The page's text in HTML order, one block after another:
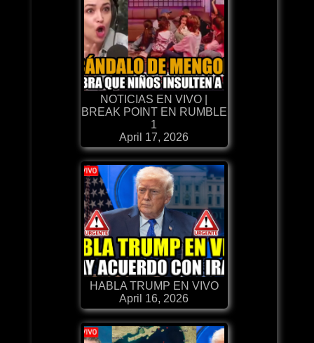
NOTICIAS EN VIVO |
BREAK POINT EN RUMBLE
1
April 17, 2026
HABLA TRUMP EN VIVO
April 16, 2026